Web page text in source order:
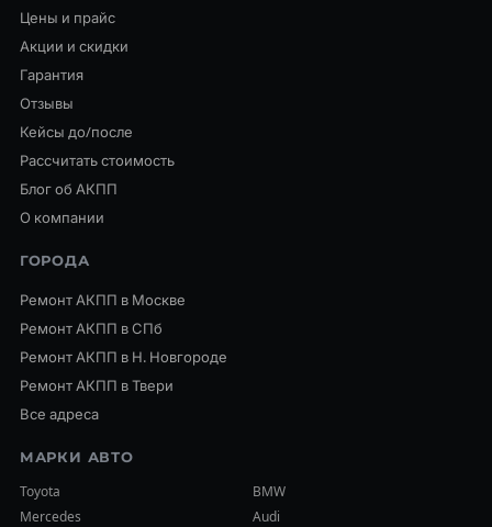
Цены и прайс
Акции и скидки
Гарантия
Отзывы
Кейсы до/после
Рассчитать стоимость
Блог об АКПП
О компании
ГОРОДА
Ремонт АКПП в Москве
Ремонт АКПП в СПб
Ремонт АКПП в Н. Новгороде
Ремонт АКПП в Твери
Все адреса
МАРКИ АВТО
Toyota
BMW
Mercedes
Audi